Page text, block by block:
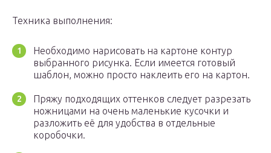
Техника выполнения:
Необходимо нарисовать на картоне контур
выбранного рисунка. Если имеется готовый
шаблон, можно просто наклеить его на картон.
Пряжу подходящих оттенков следует разрезать
ножницами на очень маленькие кусочки и
разложить её для удобства в отдельные
коробочки.